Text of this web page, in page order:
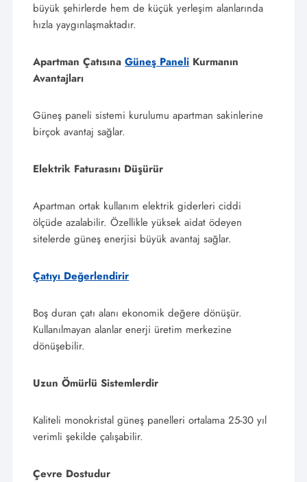
büyük şehirlerde hem de küçük yerleşim alanlarında
hızla yaygınlaşmaktadır.
Apartman ÇatısınaGüneş Paneli Kurmanın
Avantajları
Güneş paneli sistemi kurulumu apartman sakinlerine
birçok avantaj sağlar.
Elektrik Faturasını Düşürür
Apartman ortak kullanım elektrik giderleri ciddi
ölçüde azalabilir. Özellikle yüksek aidat ödeyen
sitelerde güneş enerjisi büyük avantaj sağlar.
Çatıyı Değerlendirir
Boş duran çatı alanı ekonomik değere dönüşür.
Kullanılmayan alanlar enerji üretim merkezine
dönüşebilir.
Uzun Ömürlü Sistemlerdir
Kaliteli monokristal güneş panelleri ortalama 25-30 yıl
verimli şekilde çalışabilir.
Çevre Dostudur